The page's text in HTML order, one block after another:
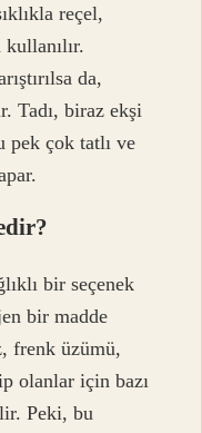
reçel,
da,
Tadı, biraz ekşi
pek çok tatlı ve
bir seçenek
bir madde
frenk üzümü,
olanlar için bazı
Peki, bu